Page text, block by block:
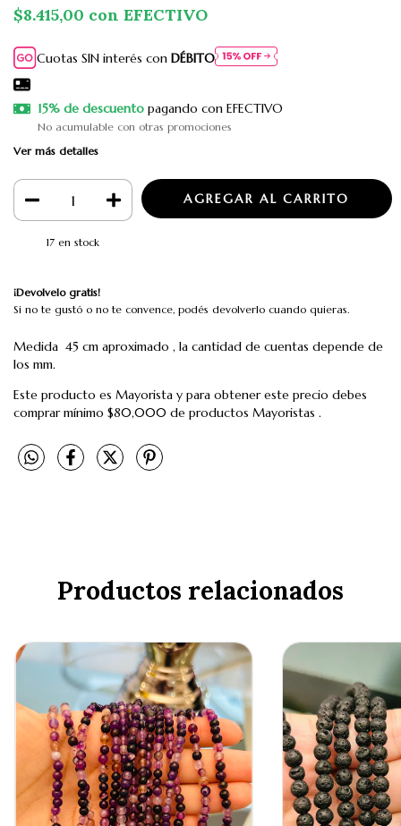
$8.415,00 con EFECTIVO
Cuotas SIN interés conDÉBITO
15% de descuentopagando con EFECTIVO
No acumulable con otras promociones
Ver más detalles
17en stock
¡Devolvelo gratis!
Si no te gustó o no te convence, podés devolverlo cuando quieras.
Medida 45 cm aproximado , la cantidad de cuentas depende de
los mm.
Este producto es Mayorista y para obtener este precio debes
comprar mínimo $80,000 de productos Mayoristas .
Productos relacionados